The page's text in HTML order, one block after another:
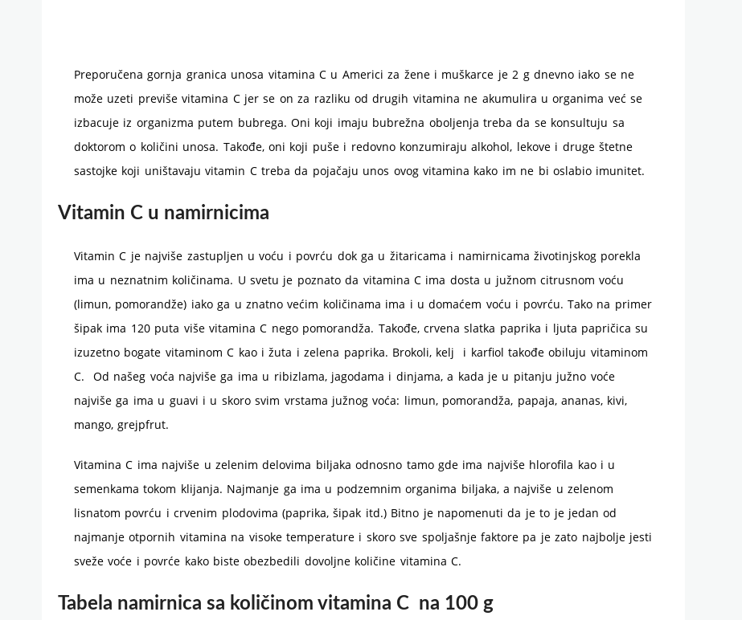
Preporučena gornja granica unosa vitamina C u Americi za žene i muškarce je 2 g dnevno iako se ne
može uzeti previše vitamina C jer se on za razliku od drugih vitamina ne akumulira u organima već se
izbacuje iz organizma putem bubrega. Oni koji imaju bubrežna oboljenja treba da se konsultuju sa
doktorom o količini unosa. Takođe, oni koji puše i redovno konzumiraju alkohol, lekove i druge štetne
sastojke koji uništavaju vitamin C treba da pojačaju unos ovog vitamina kako im ne bi oslabio imunitet.
Vitamin C u namirnicima
Vitamin C je najviše zastupljen u voću i povrću dok ga u žitaricama i namirnicama životinjskog porekla
ima u neznatnim količinama. U svetu je poznato da vitamina C ima dosta u južnom citrusnom voću
(limun, pomorandže) iako ga u znatno većim količinama ima i u domaćem voću i povrću. Tako na primer
šipak ima 120 puta više vitamina C nego pomorandža. Takođe, crvena slatka paprika i ljuta papričica su
izuzetno bogate vitaminom C kao i žuta i zelena paprika. Brokoli, kelj i karfiol takođe obiluju vitaminom
C. Od našeg voća najviše ga ima u ribizlama, jagodama i dinjama, a kada je u pitanju južno voće
najviše ga ima u guavi i u skoro svim vrstama južnog voća: limun, pomorandža, papaja, ananas, kivi,
mango, grejpfrut.
Vitamina C ima najviše u zelenim delovima biljaka odnosno tamo gde ima najviše hlorofila kao i u
semenkama tokom klijanja. Najmanje ga ima u podzemnim organima biljaka, a najviše u zelenom
lisnatom povrću i crvenim plodovima (paprika, šipak itd.) Bitno je napomenuti da je to je jedan od
najmanje otpornih vitamina na visoke temperature i skoro sve spoljašnje faktore pa je zato najbolje jesti
sveže voće i povrće kako biste obezbedili dovoljne količine vitamina C.
Tabela namirnica sa količinom vitamina C na 100 g